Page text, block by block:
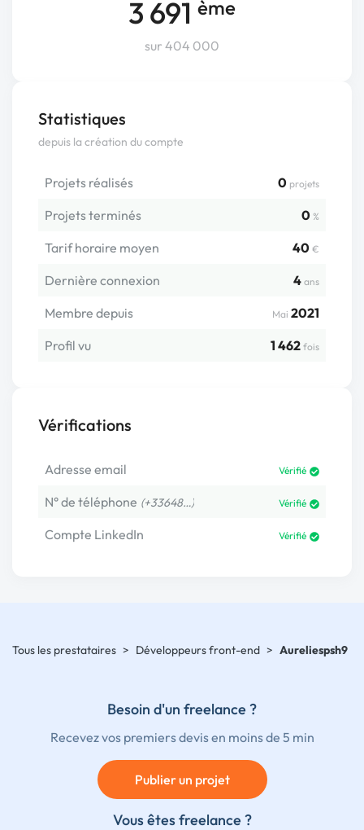
3 691 ème
sur 404 000
Statistiques
depuis la création du compte
Projets réalisés 0 projets
Projets terminés 0 %
Tarif horaire moyen 40 €
Dernière connexion 4 ans
Membre depuis Mai 2021
Profil vu
1 462 fois
Vérifications
Adresse email Vérifié
N° de téléphone (+33648…) Vérifié
Compte LinkedIn Vérifié
Tous les prestataires > Développeurs front-end > Aureliespsh9
Besoin d'un freelance ?
Recevez vos premiers devis en moins de 5 min
Publier un projet
Vous êtes freelance ?